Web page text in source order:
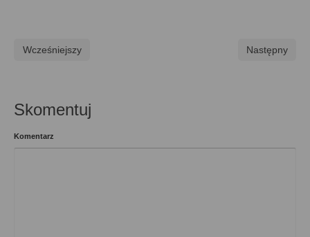
Wcześniejszy Następny
Skomentuj
Komentarz